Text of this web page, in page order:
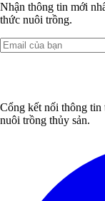
Nhận thông tin mới
thức nuôi trồng.
Cổng kết nối thông tin
nuôi trồng thủy sản.